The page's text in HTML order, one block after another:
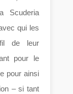
Scuderia
qui les
de leur
pour le
pour ainsi
– si tant